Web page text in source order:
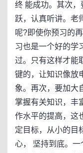
终 能成功。其次
跃，认真听讲。老
呢?即使你预习的
习也是一个好的学
过。只有这样才能
键的，让知识像放
象。再次，要加大
掌握有关知识，丰
作水平的提高，这
定目标，从小的目
心， 坚持到底。一